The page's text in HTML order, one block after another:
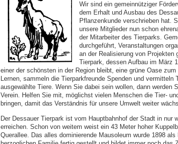
Wir sind ein gemeinnütziger
dem Erhalt und Ausbau des
Pflanzenkunde verschrieben hat.
unsere Mitglieder nun schon
der Mitarbeiter des Tierparks.
durchgeführt, Veranstaltungen
an der Realisierung von Projekten
Tierpark, dessen Aufbau im März
einer der schönsten in der Region bleibt, eine grüne Oase
Lernen, sammeln die Tierparkfreunde Spenden und vermitteln
ausgewählte Tiere. Wenn Sie dabei sein wollen, dann werden
Verein. Helfen Sie mit, möglichst vielen Menschen die Tier-
bringen, damit das Verständnis für unsere Umwelt weiter
Der Dessauer Tierpark ist vom Hauptbahnhof der Stadt in nur
erreichen. Schon von weitem weist ein 43 Meter hoher
Querallee. Das alles dominierende Mausoleum wurde 1898